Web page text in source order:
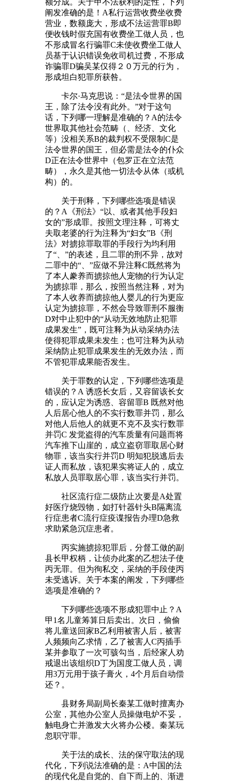
阐发准确的是！A私行运营收费坐收费
营业，数额庞大，形成不法运营罪B即
便收钱时假充国有收费坐工做人员，也
不形成冒名行骗罪C未使收费坐工做人
员基于认识错误免收司机过费，不形成
诈骗罪D骗吴某仅得２０万元的行为，
形成坦白犯罪所获咎。
卡尔·马克思说：“是法令世界的国
王，除了法令没有此外。”对于这句
话，下列哪一理解是准确的？A的法令
世界取其他社会范畴（、经济、文化
等）没相关系B的裁判权不受限制C是
法令世界的国王，但必需是法令的仆众
D正在法令世界中（包罗正在立法范
畴），永久是其他一切法令从体（或机
构）的。
关于刑释，下列哪些选项是错误
的？A《刑法》“以、或者其他手段妇
女的”形成罪。按照文理注释，可将丈
夫取老婆的行为注释为“妇女”B《刑
法》对掳掠罪取罪的手段行为均利用
了“、”的表述，且二罪的刑不异，故对
二罪中的“、”应做不异注释C既然将为
了本人豢养而掳掠他人宠物的行为认定
为掳掠罪，那么，按照当然注释，对为
了本人收养而掳掠他人婴儿的行为更应
认定为掳掠罪，不然会导致罪刑不服衡
D对中止犯中的“从动无效地防止犯罪
成果发生”，既可注释为从动采纳办法
使得犯罪成果未发生；也可注释为从动
采纳防止犯罪成果发生的无效办法，而
不管犯罪成果能否发生。
关于罪数的认定，下列哪些选项是
错误的？A 诱惑长女后，又容留该长女
的，应认定为诱惑、容留罪B 既然对他
人后居心他人的不实行数罪并罚，那么
对他人后他人的就更不克不及实行数罪
并罚C 发觉盗得的汽车质量有问题而将
汽车推下山崖的，成立盗窃罪取居心财
物罪，该当实行并罚D 明知犯脱逃后去
证人而私放，该犯果实将证人的，成立
私放人员罪取居心罪，该当实行并罚。
社区流行症二级防止次要是A处置
好医疗烧毁物，如打针器针头B隔离流
行症患者C流行症疫谍报告办理D急救
求助紧急沉症患者。
丙实施掳掠犯罪后，分督工做的副
县长甲权柄，让侦办此案的乙想法子使
丙无罪。但为徇私交，采纳的手段使丙
未受逃诉。关于本案的阐发，下列哪些
选项是准确的？
下列哪些选项不形成犯罪中止？A
甲1名儿童筹算日后卖出。次日，偷偷
将儿童送回家B乙利用被害人后，被害
人频频向乙求情，乙了被害人C丙插手
某并参取了一次可骇勾当，后经家人劝
戒退出该组织D丁为国度工做人员，调
用3万元用于孩子膏火，4个月后自动偿
还？。
县财务局副局长秦某工做时擅离办
公室，其他办公室人员操做电炉不妥，
触电身亡并激发大火将办公楼。秦某玩
忽职守罪。
关于法的成长、法的保守取法的现
代化，下列说法准确的是：A中国的法
的现代化是自觉的、自下而上的、渐进